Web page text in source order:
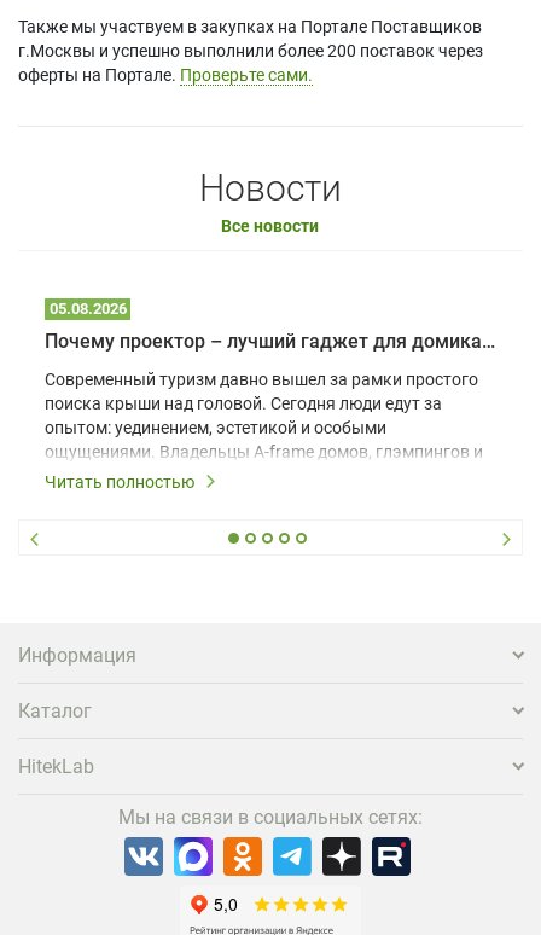
Также мы участвуем в закупках на Портале Поставщиков
г.Москвы и успешно выполнили более 200 поставок через
оферты на Портале. Проверьте сами.
Новости
Все новости
05.08.2026
Почему проектор – лучший гаджет для домика в глэмпинге
Современный туризм давно вышел за рамки простого
поиска крыши над головой. Сегодня люди едут за
опытом: уединением, эстетикой и особыми
ощущениями. Владельцы A-frame домов, глэмпингов и
шале понимают, что конкуренция растет, и
вернуться и поделиться впечатлениями в соцсетях,
проектора.
Читать полностью
Информация
Каталог
HitekLab
Мы на связи в социальных сетях: